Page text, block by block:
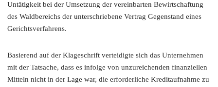
Untätigkeit bei der Umsetzung der vereinbarten Bewirtschaftung
des Waldbereichs der unterschriebene Vertrag Gegenstand eines
Gerichtsverfahrens.
Basierend auf der Klageschrift verteidigte sich das Unternehmen
mit der Tatsache, dass es infolge von unzureichenden finanziellen
Mitteln nicht in der Lage war, die erforderliche Kreditaufnahme zu